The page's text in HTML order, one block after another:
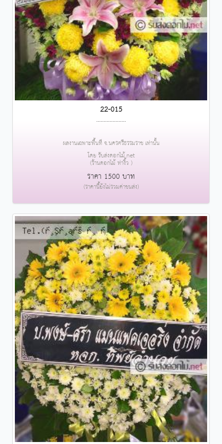
22-015
....................
ผลงานเฉพาะพื้นที่ จ.นครศรีธรรมราช เท่านั้น
โดย รับส่งดอกไม้.net
(ร้านดอกไม้ ท่างิ้ว )
ราคา 1500 บาท
(ราคานี้ยังไม่รวมค่าขนส่ง)